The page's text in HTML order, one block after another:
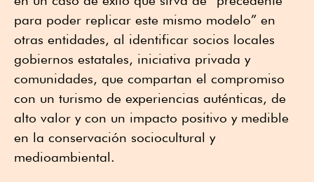
para poder replicar este mismo modelo” en
otras entidades, al identificar socios locales
gobiernos estatales, iniciativa privada y
comunidades, que compartan el compromiso
con un turismo de experiencias auténticas, de
alto valor y con un impacto positivo y medible
en la conservación sociocultural y
medioambiental.